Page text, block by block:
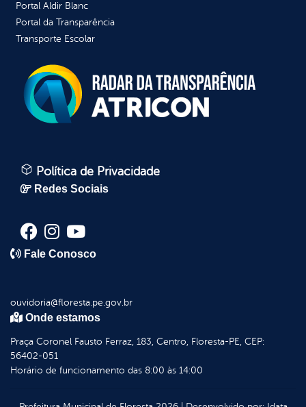
Portal Aldir Blanc
Portal da Transparência
Transporte Escolar
Política de Privacidade
Redes Sociais
Fale Conosco
ouvidoria@floresta.pe.gov.br
Onde estamos
Praça Coronel Fausto Ferraz, 183, Centro, Floresta-PE, CEP:
56402-051
Horário de funcionamento das 8:00 às 14:00